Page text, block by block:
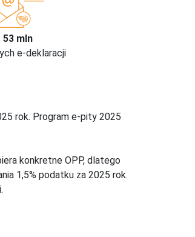
53 mln
e-deklaracji
rok. Program e-pity 2025
konkretne OPP, dlatego
1,5% podatku za 2025 rok.